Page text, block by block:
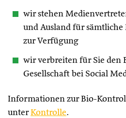
wir stehen
und Ausland für sämtliche
zur Verfügung
wir verbreiten für Sie den
Gesellschaft bei Social
Informationen zur Bio-
unterKontrolle.